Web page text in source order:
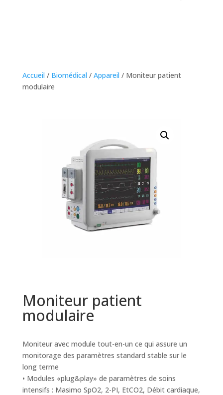
Accueil / Biomédical / Appareil / Moniteur patient
modulaire
Moniteur patient
modulaire
Moniteur avec module tout-en-un ce qui assure un
monitorage des paramètres standard stable sur le
long terme
• Modules «plug&play» de paramètres de soins
intensifs : Masimo SpO2, 2-PI, EtCO2, Débit cardiaque,